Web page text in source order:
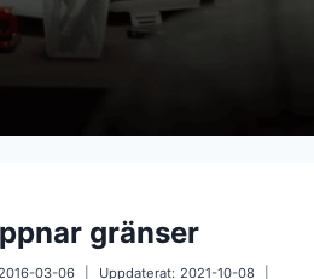
gränser
03-06 Uppdaterat: 2021-10-08